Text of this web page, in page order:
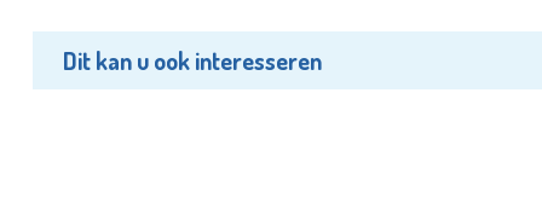
Dit kan u ook interesseren